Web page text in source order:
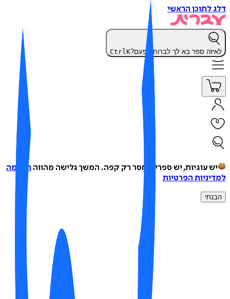
לתוכן הראשי
ספר בא לך לברוח הפעם? CtrlK
יש עוגיות, יש ספרים, חסר רק קפה.המשך גלישה מהווההסכמה
הפרטיות